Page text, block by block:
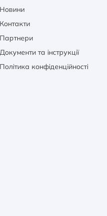
Новини
Контакти
Партнери
Документи та інструкції
Політика конфіденційності